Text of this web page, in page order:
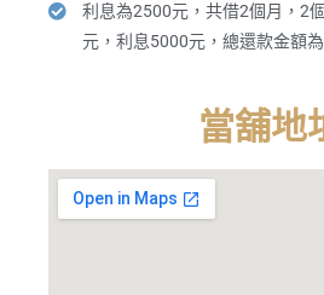
利息為2500元，共借2個月，2
元，利息5000元，總還款金額
當舖地